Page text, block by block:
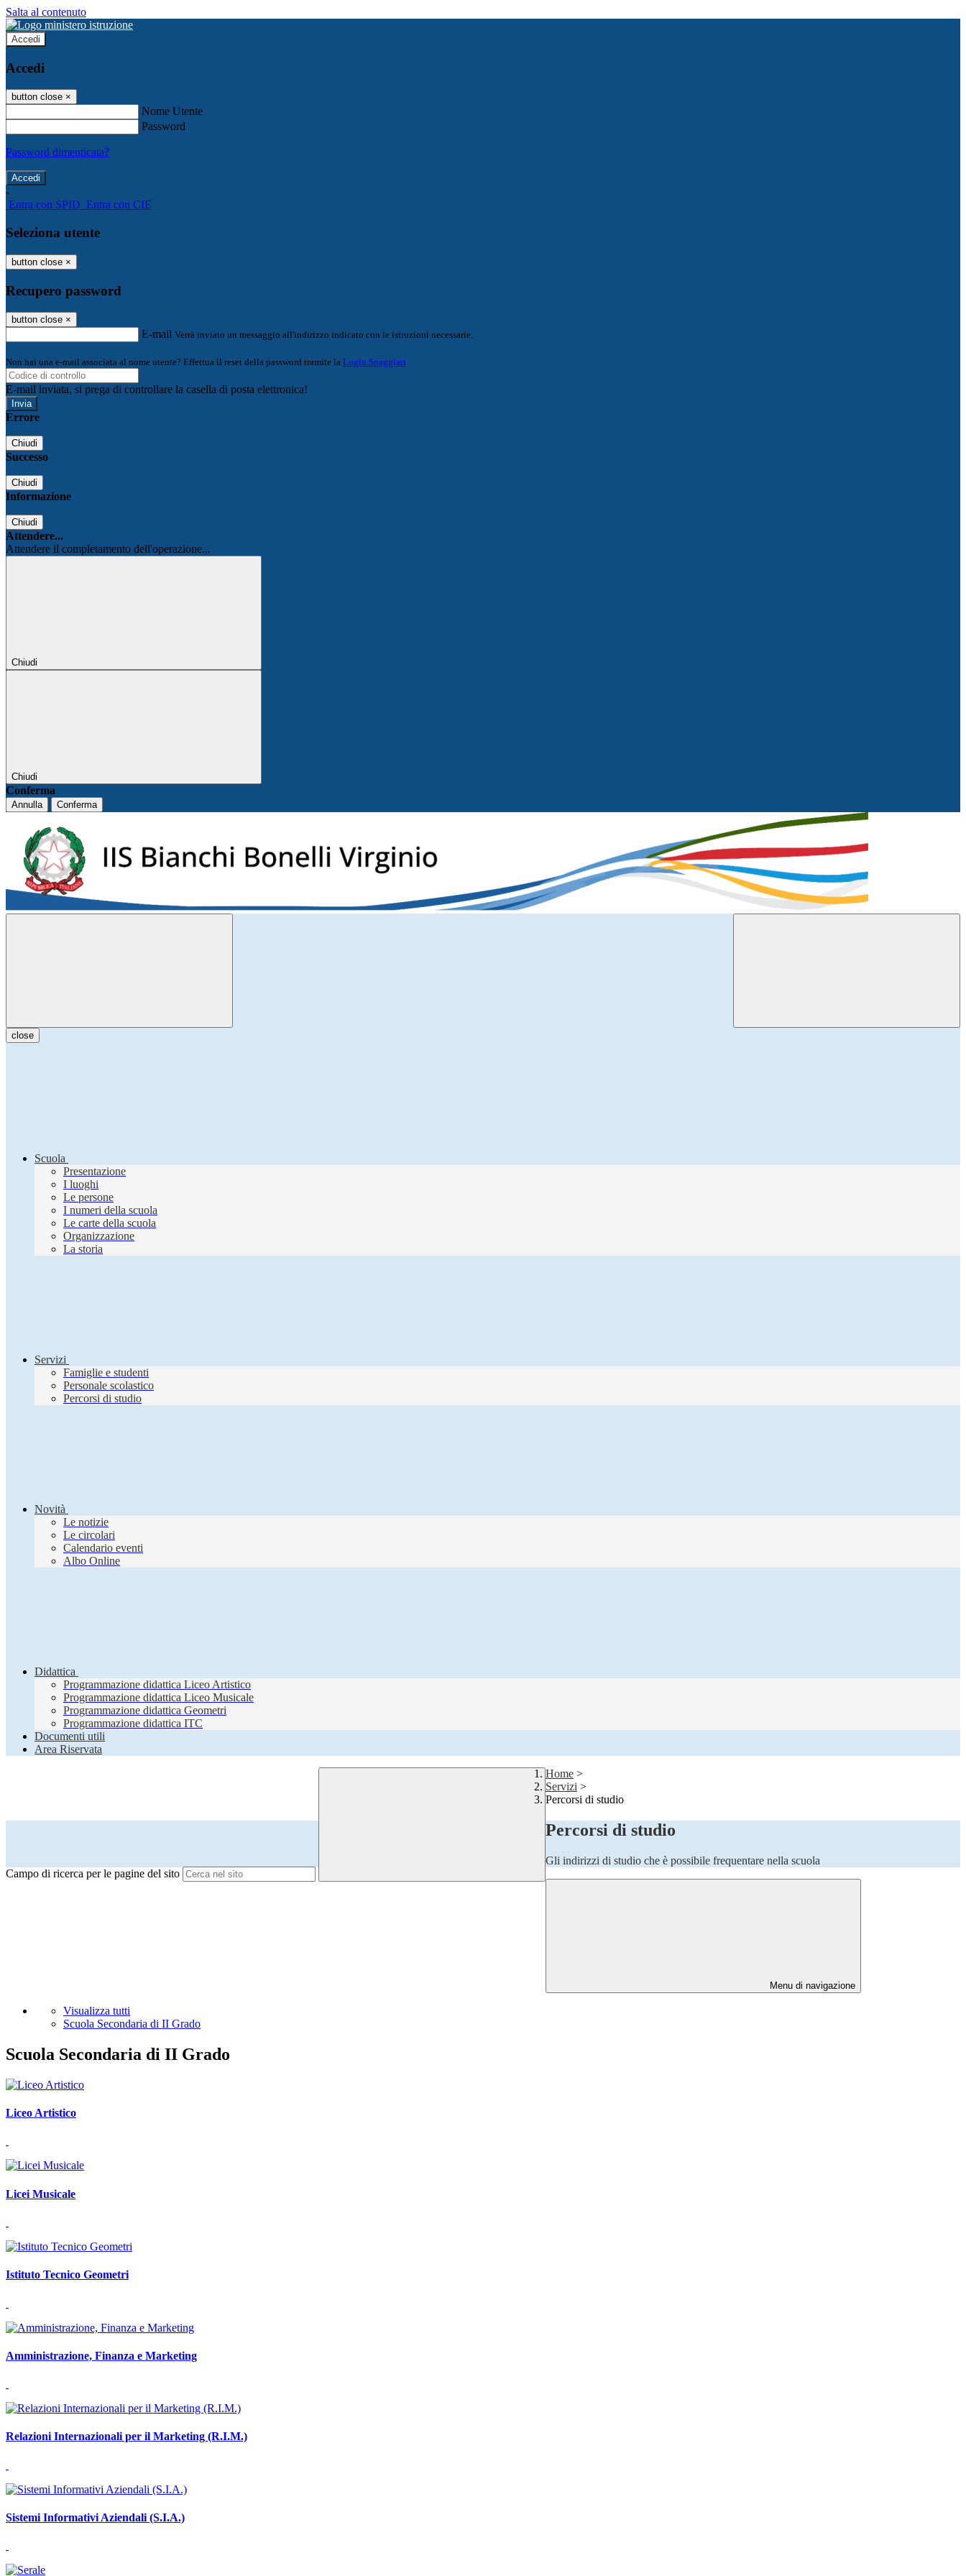
Salta al contenuto
Accedi
Accedi
button close ×
Nome Utente
Password
Password dimenticata?
-
Entra con SPID Entra con CIE
Seleziona utente
button close ×
Recupero password
button close ×
E-mail Verrà inviato un messaggio all'indirizzo indicato con le istruzioni necessarie.
Non hai una e-mail associata al nome utente? Effettua il reset della password tramite la Login Spaggiari
E-mail inviata, si prega di controllare la casella di posta elettronica!
Errore
Chiudi
Successo
Chiudi
Informazione
Chiudi
Attendere...
Attendere il completamento dell'operazione...
Chiudi
Chiudi
Conferma
Annulla Conferma
close
Scuola
Presentazione
I luoghi
Le persone
I numeri della scuola
Le carte della scuola
Organizzazione
La storia
Servizi
Famiglie e studenti
Personale scolastico
Percorsi di studio
Novità
Le notizie
Le circolari
Calendario eventi
Albo Online
Didattica
Programmazione didattica Liceo Artistico
Programmazione didattica Liceo Musicale
Programmazione didattica Geometri
Programmazione didattica ITC
Documenti utili
Area Riservata
Campo di ricerca per le pagine del sito
Home >
Servizi >
Percorsi di studio
Percorsi di studio
Gli indirizzi di studio che è possibile frequentare nella scuola
Menu di navigazione
Visualizza tutti
Scuola Secondaria di II Grado
Scuola Secondaria di II Grado
Liceo Artistico
Licei Musicale
Istituto Tecnico Geometri
Amministrazione, Finanza e Marketing
Relazioni Internazionali per il Marketing (R.I.M.)
Sistemi Informativi Aziendali (S.I.A.)